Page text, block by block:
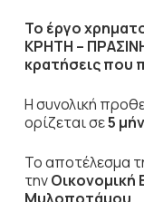
Το έργο
ΚΡΗΤΗ –
κρατήσεις που
Η συνολική
ορίζεται σε5
Το αποτέλεσμα
τηνΟικονομική